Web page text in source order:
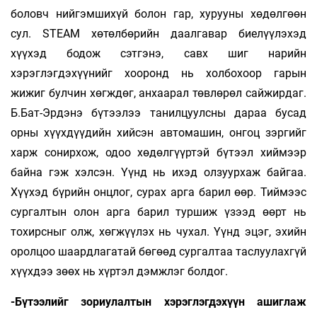
боловч нийгэмшихүй болон гар, хурууны хөдөлгөөн
сул. STEAM хөтөлбөрийн даалгавар биелүүлэхэд
хүүхэд бодож сэтгэнэ, савх шиг нарийн
хэрэглэгдэхүүнийг хооронд нь холбохоор гарын
жижиг булчин хөгждөг, анхаарал төвлөрөл сайжирдаг.
Б.Бат-Эрдэнэ бүтээлээ танилцуулсны дараа бусад
орны хүүхдүүдийн хийсэн автомашин, онгоц зэргийг
харж сонирхож, одоо хөдөлгүүртэй бүтээл хиймээр
байна гэж хэлсэн. Үүнд нь ихэд олзуурхаж байгаа.
Хүүхэд бүрийн онцлог, сурах арга барил өөр. Тиймээс
сургалтын олон арга барил туршиж үзээд өөрт нь
тохирсныг олж, хөгжүүлэх нь чухал. Үүнд эцэг, эхийн
оролцоо шаардлагатай бөгөөд сургалтаа таслуулахгүй
хүүхдээ зөөх нь хүртэл дэмжлэг болдог.
-Бүтээлийг зориулалтын хэрэглэгдэхүүн ашиглаж